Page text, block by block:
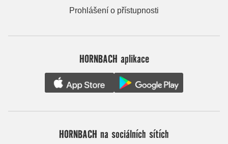
Prohlášení o přístupnosti
HORNBACH aplikace
HORNBACH na sociálních sítích